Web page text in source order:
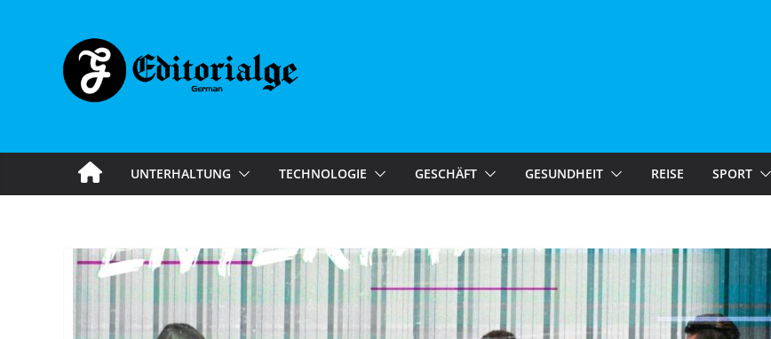
UNTERHALTUNG TECHNOLOGIE GESCHÄFT GESUNDHEIT REISE SPORT